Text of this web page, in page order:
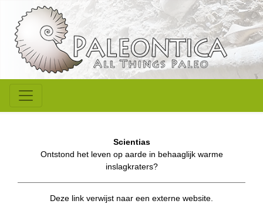
Scientias
Ontstond het leven op aarde in behaaglijk warme
inslagkraters?
Deze link verwijst naar een externe website.